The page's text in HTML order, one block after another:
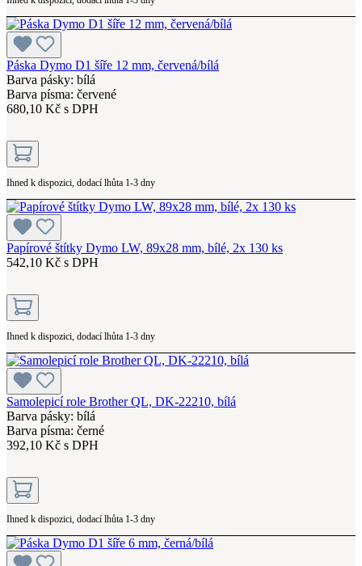
Páska Dymo D1 šíře 12 mm, červená/bílá
Barva pásky: bílá
Barva písma: červené
680,10 Kč s DPH
Ihned k dispozici, dodací lhůta 1-3 dny
Papírové štítky Dymo LW, 89x28 mm, bílé, 2x 130 ks
542,10 Kč s DPH
Ihned k dispozici, dodací lhůta 1-3 dny
Samolepicí role Brother QL, DK-22210, bílá
Barva pásky: bílá
Barva písma: černé
392,10 Kč s DPH
Ihned k dispozici, dodací lhůta 1-3 dny